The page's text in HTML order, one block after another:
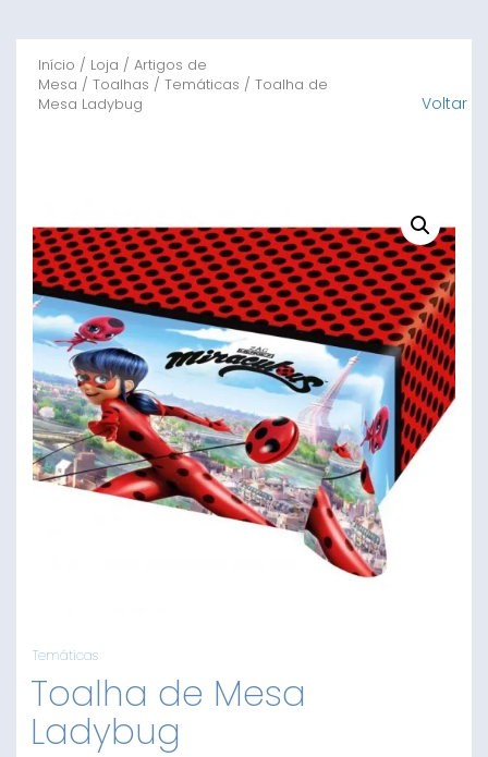
Início / Loja / Artigos de
Mesa / Toalhas / Temáticas / Toalha de
Mesa Ladybug
Voltar
Temáticas
Toalha de Mesa
Ladybug